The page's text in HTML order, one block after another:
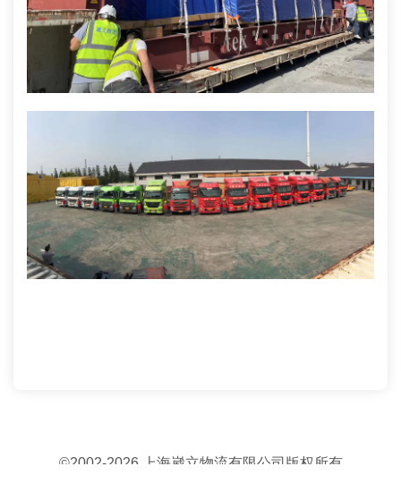
©2002-2026上海崴立物流有限公司版权所有